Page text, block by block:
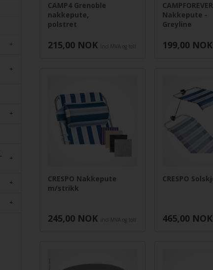
CAMP4 Grenoble
nakkepute,
polstret
215,00 NOK incl MVA og toll
CAMPFOREVER
Nakkepute -
Greyline
199,00 NOK
CRESPO Nakkepute
m/strikk
245,00 NOK incl MVA og toll
CRESPO
465,00 NOK